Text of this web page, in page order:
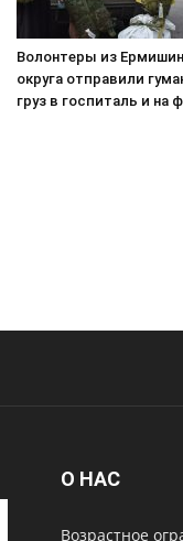
Волонтеры из
округа отправили
груз в госпиталь и на
О НАС
Возрастное